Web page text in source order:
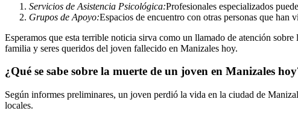
Servicios de Asistencia Psicológica:Profesionales especializados
Grupos de Apoyo:Espacios de encuentro con otras personas que han
Esperamos que esta terrible noticia sirva como un llamado de atención
familia y seres queridos del joven fallecido en Manizales hoy.
¿Qué se sabe sobre la muerte de un joven en Manizales
Según informes preliminares, un joven perdió la vida en la ciudad de
locales.